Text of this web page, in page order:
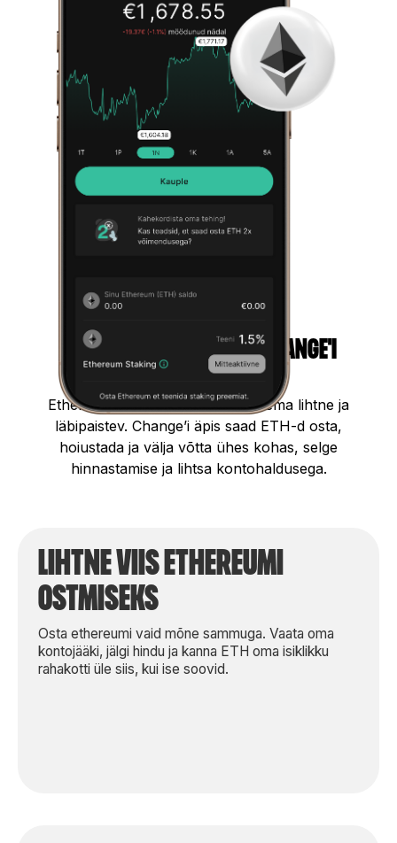
miks osta ethereumi Change'i
kaudu?
Ethereumi ostmine peaks alati olema lihtne ja
läbipaistev. Change’i äpis saad ETH-d osta,
hoiustada ja välja võtta ühes kohas, selge
hinnastamise ja lihtsa kontohaldusega.
lihtne viis ethereumi
ostmiseks
Osta ethereumi vaid mõne sammuga. Vaata oma
kontojääki, jälgi hindu ja kanna ETH oma isiklikku
rahakotti üle siis, kui ise soovid.